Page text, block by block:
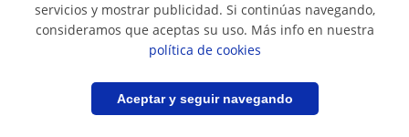
Guardar búsqueda
Clases de alemán en...
Clases de alemán en
Barranquilla
Clases de alemán en
Bogotá
servicios y mostrar publicidad. Si continúas navegando,
consideramos que aceptas su uso. Más info en nuestra
política de cookies
Aceptar y seguir navegando